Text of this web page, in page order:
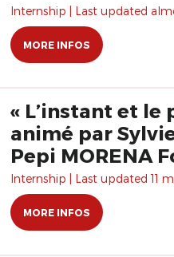
Internship | Last updated
MORE INFOS
« L’instant et le
animé par
Pepi MORENA
Internship | Last updated 11
MORE INFOS